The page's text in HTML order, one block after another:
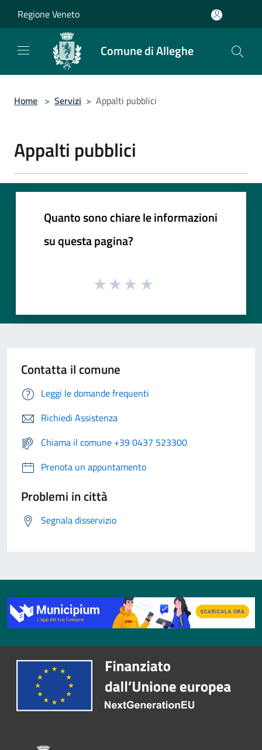
Regione Veneto
Comune di Alleghe
Home > Servizi > Appalti pubblici
Appalti pubblici
Quanto sono chiare le informazioni
su questa pagina?
Contatta il comune
Leggi le domande frequenti
Richiedi Assistenza
Chiama il comune +39 0437 523300
Prenota un appuntamento
Problemi in città
Segnala disservizio